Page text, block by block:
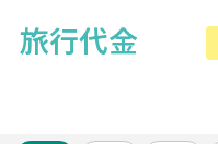
旅行代金